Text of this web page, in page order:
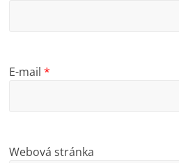
E-mail*
Webová stránka